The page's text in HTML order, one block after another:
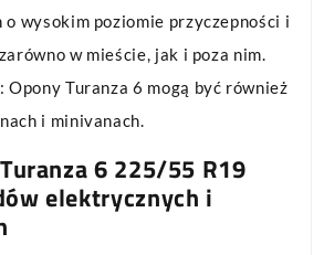
o wysokim poziomie przyczepności i
w mieście, jak i poza nim.
: Opony Turanza 6 mogą być również
i minivanach.
6 225/55 R19
elektrycznych i